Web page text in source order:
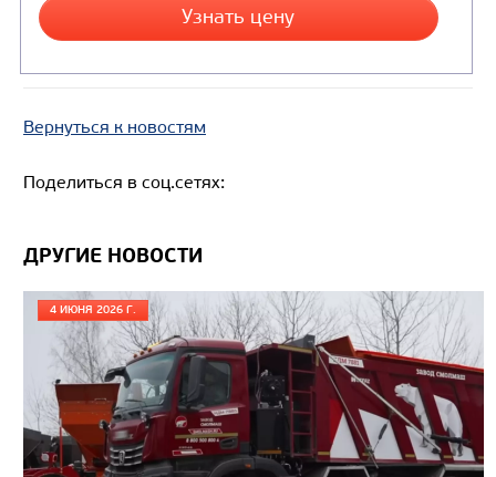
Цена по запросу
Производитель
Вернуться к новостям
Поделиться в соц.сетях:
ДРУГИЕ НОВОСТИ
4 ИЮНЯ 2026 Г.